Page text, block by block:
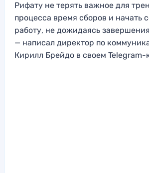
Рифату не терять важное для
процесса время сборов и начать
работу, не дожидаясь
— написал директор по
Кирилл Брейдо в своем Telegram-